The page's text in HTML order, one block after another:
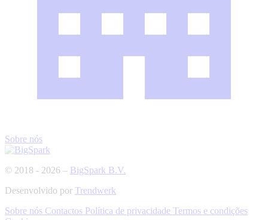
Sobre nós
© 2018 - 2026 – BigSpark B.V.
Desenvolvido por Trendwerk
Sobre nós Contactos Política de privacidade Termos e condições